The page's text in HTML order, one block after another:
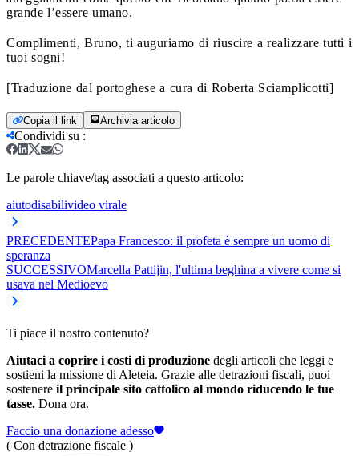
grande l’essere umano.
Complimenti, Bruno, ti auguriamo di riuscire a realizzare tutti i
tuoi sogni!
[Traduzione dal portoghese a cura di Roberta Sciamplicotti]
Copia il link Archivia articolo
Condividi su :
Le parole chiave/tag associati a questo articolo:
aiutodisabilivideo virale
PRECEDENTEPapa Francesco: il profeta è sempre un uomo di
speranza
SUCCESSIVOMarcella Pattijin, l'ultima beghina a vivere come si
usava nel Medioevo
Ti piace il nostro contenuto?
Aiutaci a coprire i costi di produzione degli articoli che leggi e
sostieni la missione di Aleteia. Grazie alle detrazioni fiscali, puoi
sostenere il principale sito cattolico al mondo riducendo le tue
tasse. Dona ora.
Faccio una donazione adesso
( Con detrazione fiscale )